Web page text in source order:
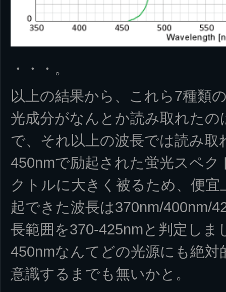
・・・。
以上の結果から、これら7種類
光成分がなんとか読み取れた
で、それ以上の波長では読み
450nmで励起された蛍光スペ
クトルに大きく被るため、便
起できた波長は370nm/400nm/
長範囲を370-425nmと判定しま
450nmなんてどの光源にも絶
意識するまでも無いかと。